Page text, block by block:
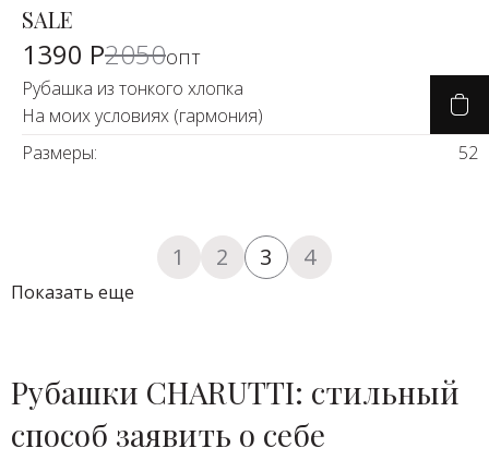
-30%
SALE
1390 Р2050опт
Рубашка из тонкого хлопка
На моих условиях (гармония)
Размеры:
52
1 2 3 4
Показать еще
Рубашки CHARUTTI: стильный
способ заявить о себе